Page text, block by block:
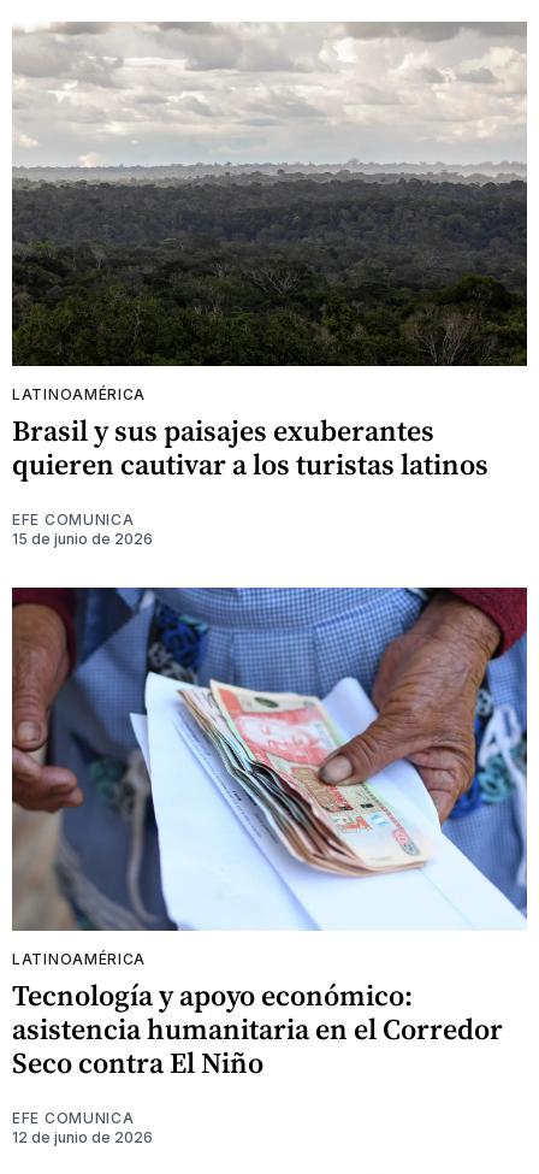
LATINOAMÉRICA
Brasil y sus paisajes exuberantes
quieren cautivar a los turistas latinos
EFE COMUNICA
15 de junio de 2026
LATINOAMÉRICA
Tecnología y apoyo económico:
asistencia humanitaria en el Corredor
Seco contra El Niño
EFE COMUNICA
12 de junio de 2026